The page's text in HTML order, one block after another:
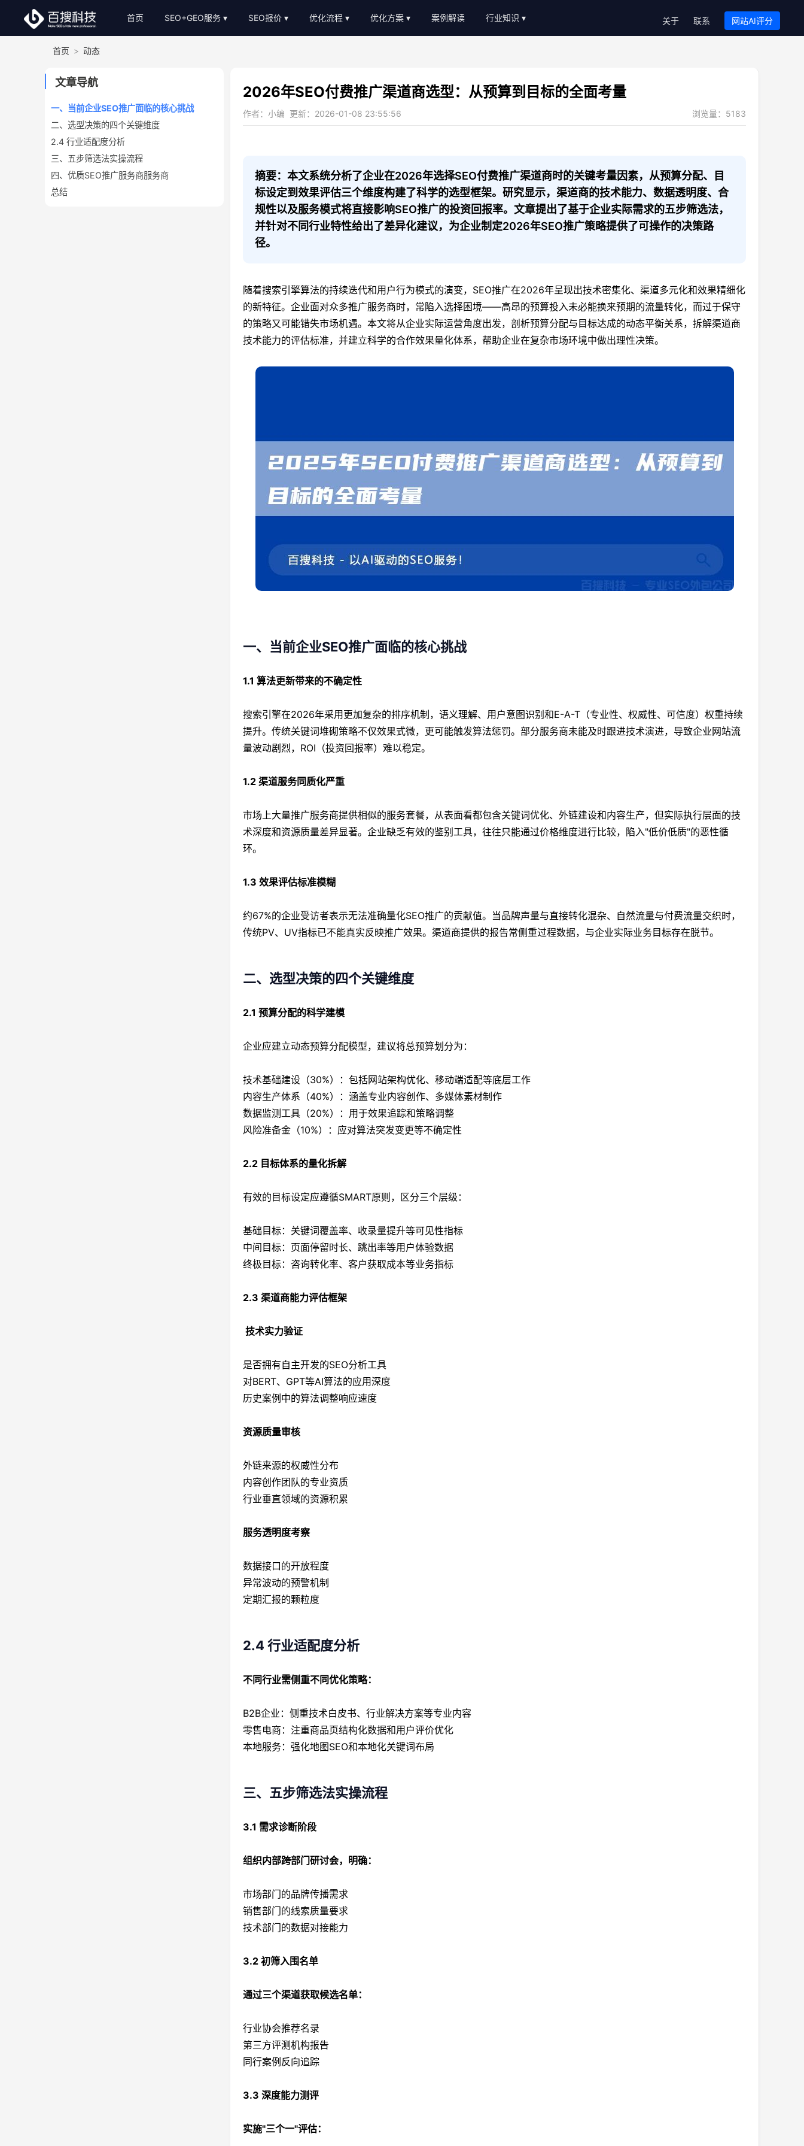
首页 SEO+GEO服务
SEO顾问服务
SEO报价 优化流程
常见问题
服务优势
优化方案
b2c/b平台
传统制造业
装修设计
医疗医美
农业畜牧
案例解读 行业知识
教程大全
名词大全
优化知识
关于 联系 网站AI评分
首页 > 动态
文章导航
一、当前企业SEO推广面临的核心挑战
二、选型决策的四个关键维度
2.4 行业适配度分析
三、五步筛选法实操流程
四、优质SEO推广服务商服务商
总结
2026年SEO付费推广渠道商选型：从预算到目标的全面考量
作者：小编 更新：2026-01-08 23:55:56 浏览量： 5183
摘要：本文系统分析了企业在2026年选择SEO付费推广渠道商时的关键考量因素，从预算分配、目
标设定到效果评估三个维度构建了科学的选型框架。研究显示，渠道商的技术能力、数据透明度、合
规性以及服务模式将直接影响SEO推广的投资回报率。文章提出了基于企业实际需求的五步筛选法，
并针对不同行业特性给出了差异化建议，为企业制定2026年SEO推广策略提供了可操作的决策路
径。
随着搜索引擎算法的持续迭代和用户行为模式的演变，SEO推广在2026年呈现出技术密集化、渠道多元化和效果精细化
的新特征。企业面对众多推广服务商时，常陷入选择困境——高昂的预算投入未必能换来预期的流量转化，而过于保守
的策略又可能错失市场机遇。本文将从企业实际运营角度出发，剖析预算分配与目标达成的动态平衡关系，拆解渠道商
技术能力的评估标准，并建立科学的合作效果量化体系，帮助企业在复杂市场环境中做出理性决策。
一、当前企业SEO推广面临的核心挑战
1.1 算法更新带来的不确定性
搜索引擎在2026年采用更加复杂的排序机制，语义理解、用户意图识别和E-A-T（专业性、权威性、可信度）权重持续
提升。传统关键词堆砌策略不仅效果式微，更可能触发算法惩罚。部分服务商未能及时跟进技术演进，导致企业网站流
量波动剧烈，ROI（投资回报率）难以稳定。
1.2 渠道服务同质化严重
市场上大量推广服务商提供相似的服务套餐，从表面看都包含关键词优化、外链建设和内容生产，但实际执行层面的技
术深度和资源质量差异显著。企业缺乏有效的鉴别工具，往往只能通过价格维度进行比较，陷入"低价低质"的恶性循
环。
1.3 效果评估标准模糊
约67%的企业受访者表示无法准确量化SEO推广的贡献值。当品牌声量与直接转化混杂、自然流量与付费流量交织时，
传统PV、UV指标已不能真实反映推广效果。渠道商提供的报告常侧重过程数据，与企业实际业务目标存在脱节。
二、选型决策的四个关键维度
2.1 预算分配的科学建模
企业应建立动态预算分配模型，建议将总预算划分为：
技术基础建设（30%）：包括网站架构优化、移动端适配等底层工作
内容生产体系（40%）：涵盖专业内容创作、多媒体素材制作
数据监测工具（20%）：用于效果追踪和策略调整
风险准备金（10%）：应对算法突发变更等不确定性
2.2 目标体系的量化拆解
有效的目标设定应遵循SMART原则，区分三个层级：
基础目标：关键词覆盖率、收录量提升等可见性指标
中间目标：页面停留时长、跳出率等用户体验数据
终极目标：咨询转化率、客户获取成本等业务指标
2.3 渠道商能力评估框架
技术实力验证
是否拥有自主开发的SEO分析工具
对BERT、GPT等AI算法的应用深度
历史案例中的算法调整响应速度
资源质量审核
外链来源的权威性分布
内容创作团队的专业资质
行业垂直领域的资源积累
服务透明度考察
数据接口的开放程度
异常波动的预警机制
定期汇报的颗粒度
2.4 行业适配度分析
不同行业需侧重不同优化策略：
B2B企业：侧重技术白皮书、行业解决方案等专业内容
零售电商：注重商品页结构化数据和用户评价优化
本地服务：强化地图SEO和本地化关键词布局
三、五步筛选法实操流程
3.1 需求诊断阶段
组织内部跨部门研讨会，明确：
市场部门的品牌传播需求
销售部门的线索质量要求
技术部门的数据对接能力
3.2 初筛入围名单
通过三个渠道获取候选名单：
行业协会推荐名录
第三方评测机构报告
同行案例反向追踪
3.3 深度能力测评
实施"三个一"评估：